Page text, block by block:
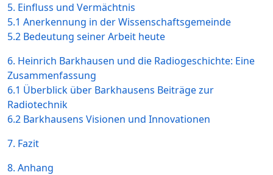
5. Einfluss und Vermächtnis
5.1 Anerkennung in der Wissenschaftsgemeinde
5.2 Bedeutung seiner Arbeit heute
6. Heinrich Barkhausen und die Radiogeschichte: Eine
Zusammenfassung
6.1 Überblick über Barkhausens Beiträge zur
Radiotechnik
6.2 Barkhausens Visionen und Innovationen
7. Fazit
8. Anhang